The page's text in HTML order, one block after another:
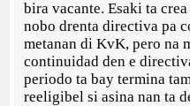
bira vacante. Esaki ta
nobo drenta directiva pa
metanan di KvK, pero na
continuidad den e
periodo ta bay termina
reeligibel si asina nan ta